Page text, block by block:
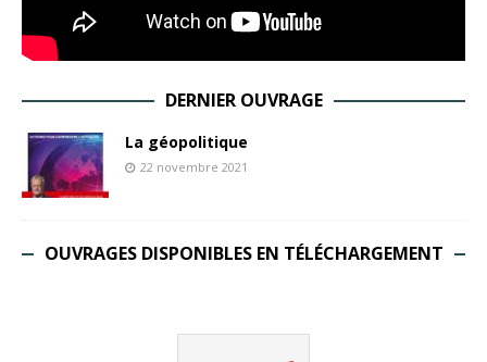
DERNIER OUVRAGE
La géopolitique
22 novembre 2021
OUVRAGES DISPONIBLES EN TÉLÉCHARGEMENT